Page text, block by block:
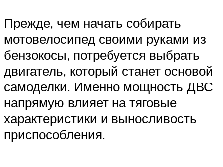
Прежде, чем начать собирать
мотовелосипед своими руками из
бензокосы, потребуется выбрать
двигатель, который станет основой
самоделки. Именно мощность ДВС
напрямую влияет на тяговые
характеристики и выносливость
приспособления.